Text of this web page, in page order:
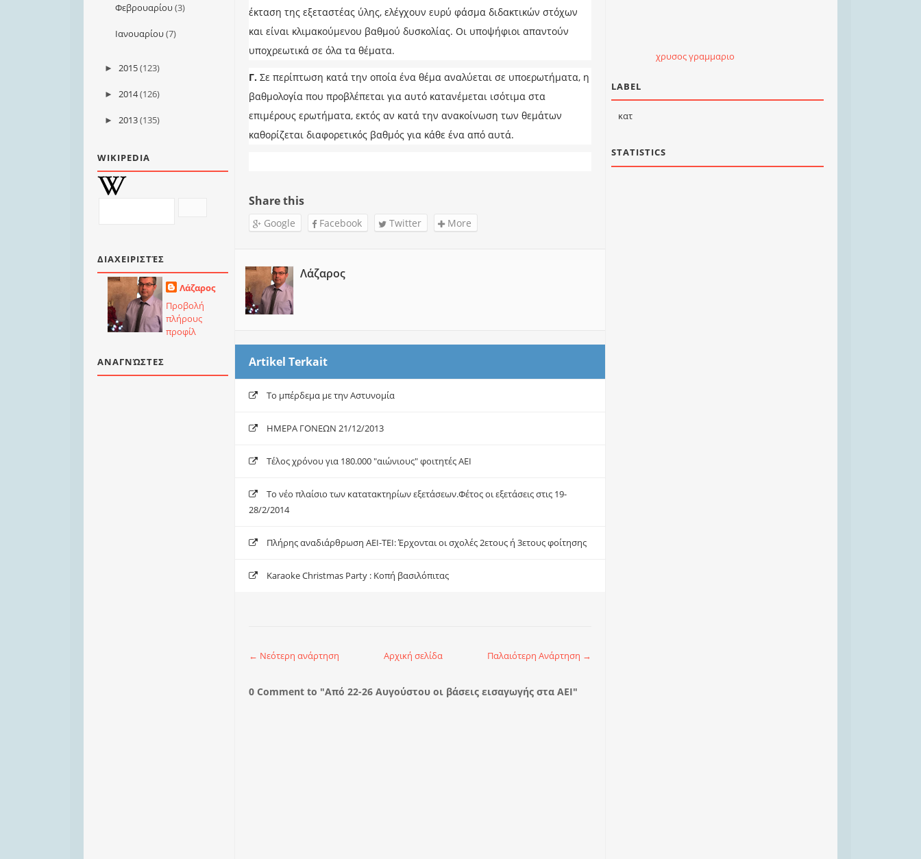
Φεβρουαρίου(3)
Ιανουαρίου(7)
► 2015(123)
► 2014(126)
► 2013(135)
WIKIPEDIA
ΔΙΑΧΕΙΡΙΣΤΈΣ
Λάζαρος
Προβολή
πλήρους
προφίλ
ΑΝΑΓΝΏΣΤΕΣ
έκταση της εξεταστέας ύλης, ελέγχουν ευρύ φάσμα διδακτικών στόχων
και είναι κλιμακούμενου βαθμού δυσκολίας. Οι υποψήφιοι απαντούν
υποχρεωτικά σε όλα τα θέματα.
Γ. Σε περίπτωση κατά την οποία ένα θέμα αναλύεται σε υποερωτήματα, η
βαθμολογία που προβλέπεται για αυτό κατανέμεται ισότιμα στα
επιμέρους ερωτήματα, εκτός αν κατά την ανακοίνωση των θεμάτων
καθορίζεται διαφορετικός βαθμός για κάθε ένα από αυτά.
Share this
Google Facebook Twitter More
Λάζαρος
Artikel Terkait
Το μπέρδεμα με την Αστυνομία
ΗΜΕΡΑ ΓΟΝΕΩΝ 21/12/2013
Τέλος χρόνου για 180.000 "αιώνιους" φοιτητές ΑΕΙ
Το νέο πλαίσιο των κατατακτηρίων εξετάσεων.Φέτος οι εξετάσεις στις 19-
28/2/2014
Πλήρης αναδιάρθρωση ΑΕΙ-ΤΕΙ: Έρχονται οι σχολές 2ετους ή 3ετους φοίτησης
Karaoke Christmas Party : Κοπή βασιλόπιτας
← Νεότερη ανάρτηση Παλαιότερη Ανάρτηση →
Αρχική σελίδα
0 Comment to "Από 22-26 Αυγούστου οι βάσεις εισαγωγής στα ΑΕΙ"
χρυσος γραμμαριο
LABEL
κατ
STATISTICS